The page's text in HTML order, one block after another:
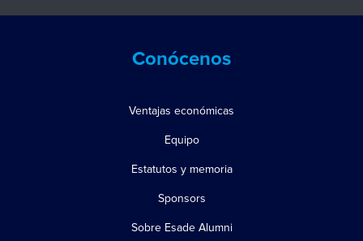
Conócenos
Ventajas económicas
Equipo
Estatutos y memoria
Sponsors
Sobre Esade Alumni